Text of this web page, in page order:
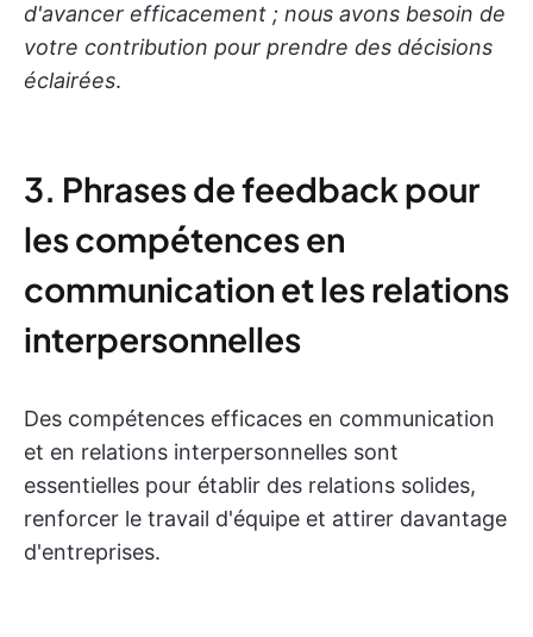
d'avancer efficacement ; nous avons besoin de
votre contribution pour prendre des décisions
éclairées.
3. Phrases de feedback pour
les compétences en
communication et les relations
interpersonnelles
Des compétences efficaces en communication
et en relations interpersonnelles sont
essentielles pour établir des relations solides,
renforcer le travail d'équipe et attirer davantage
d'entreprises.